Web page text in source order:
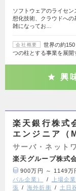
ソフトウェアのライセ
想化技術、クラウドへ
雑になってお…
会社概要
世界の約
つの柱とする事業を展開
興
楽天銀行株式
エンジニア（
サーバ・ネット
楽天グループ株式
900万円 ～ 1149万
バル企業）
上場企業
張
海外折衝 土日